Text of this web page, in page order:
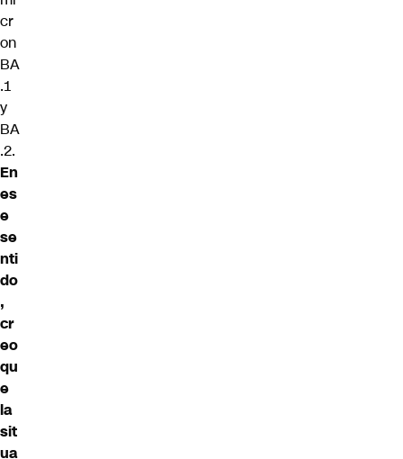
cr
on
BA
.1
y
BA
.2.
En
es
e
se
nti
do
,
cr
eo
qu
e
la
sit
ua